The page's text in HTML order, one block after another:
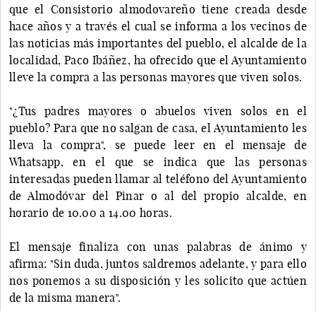
que el Consistorio almodovareño tiene creada desde
hace años y a través el cual se informa a los vecinos de
las noticias más importantes del pueblo, el alcalde de la
localidad, Paco Ibáñez, ha ofrecido que el Ayuntamiento
lleve la compra a las personas mayores que viven solos.
"¿Tus padres mayores o abuelos viven solos en el
pueblo? Para que no salgan de casa, el Ayuntamiento les
lleva la compra", se puede leer en el mensaje de
Whatsapp, en el que se indica que las personas
interesadas pueden llamar al teléfono del Ayuntamiento
de Almodóvar del Pinar o al del propio alcalde, en
horario de 10.00 a 14.00 horas.
El mensaje finaliza con unas palabras de ánimo y
afirma: "Sin duda, juntos saldremos adelante, y para ello
nos ponemos a su disposición y les solicito que actúen
de la misma manera".